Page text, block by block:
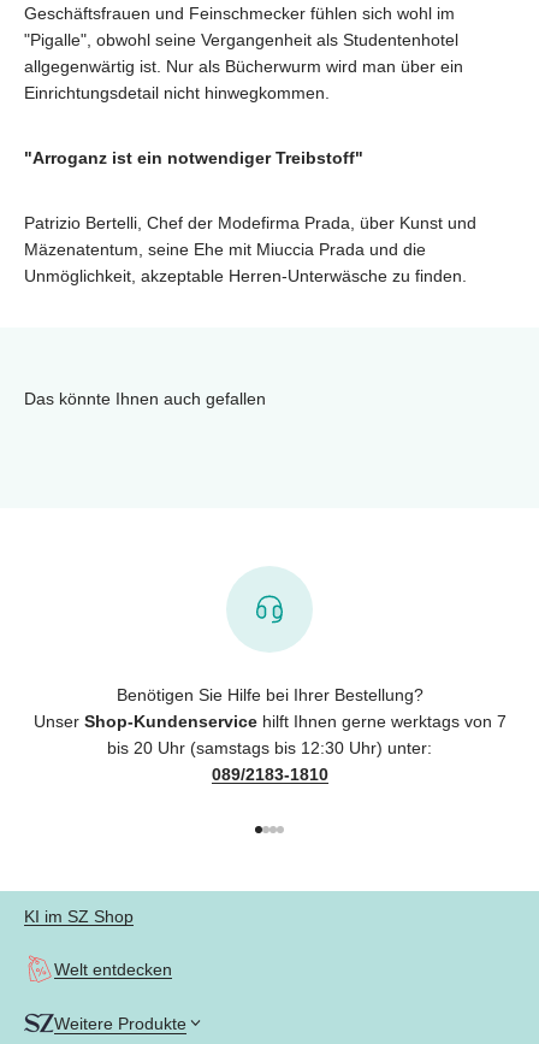
Geschäftsfrauen und Feinschmecker fühlen sich wohl im
"Pigalle", obwohl seine Vergangenheit als Studentenhotel
allgegenwärtig ist. Nur als Bücherwurm wird man über ein
Einrichtungsdetail nicht hinwegkommen.
"Arroganz ist ein notwendiger Treibstoff"
Patrizio Bertelli, Chef der Modefirma Prada, über Kunst und
Mäzenatentum, seine Ehe mit Miuccia Prada und die
Unmöglichkeit, akzeptable Herren-Unterwäsche zu finden.
Das könnte Ihnen auch gefallen
Benötigen Sie Hilfe bei Ihrer Bestellung?
Unser Shop-Kundenservicehilft Ihnen gerne werktags von 7
bis 20 Uhr (samstags bis 12:30 Uhr) unter:
089/2183-1810
KI im SZ Shop
Welt entdecken
Weitere Produkte